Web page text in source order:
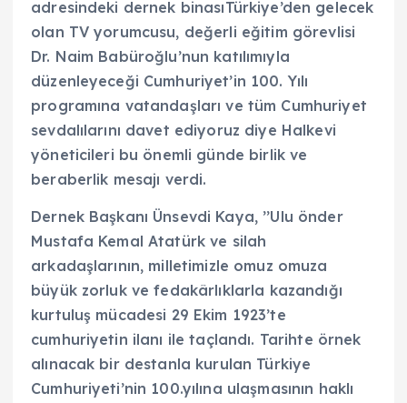
adresindeki dernek binasıTürkiye’den gelecek
olan TV yorumcusu, değerli eğitim görevlisi
Dr. Naim Babüroğlu’nun katılımıyla
düzenleyeceği Cumhuriyet’in 100. Yılı
programına vatandaşları ve tüm Cumhuriyet
sevdalılarını davet ediyoruz diye Halkevi
yöneticileri bu önemli günde birlik ve
beraberlik mesajı verdi.
Dernek Başkanı Ünsevdi Kaya, ’’Ulu önder
Mustafa Kemal Atatürk ve silah
arkadaşlarının, milletimizle omuz omuza
büyük zorluk ve fedakârlıklarla kazandığı
kurtuluş mücadesi 29 Ekim 1923’te
cumhuriyetin ilanı ile taçlandı. Tarihte örnek
alınacak bir destanla kurulan Türkiye
Cumhuriyeti’nin 100.yılına ulaşmasının haklı